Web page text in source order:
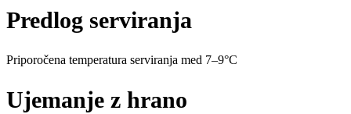
Predlog serviranja
Priporočena temperatura serviranja med 7–9°C
Ujemanje z hrano